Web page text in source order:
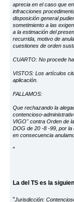
aprecia en el caso que
infracciones
disposición general
sometimiento a las
a la estimación del
recurrida, motivo de
cuestiones de orden
CUARTO: No procede
VISTOS: Los artículos
aplicación.
FALLAMOS:
Que rechazando la
contencioso-
VIGO" contra Orden de
DOG de 20 -8 -99, por la
en consecuencia
"
La del TS es la
"Jurisdicción: